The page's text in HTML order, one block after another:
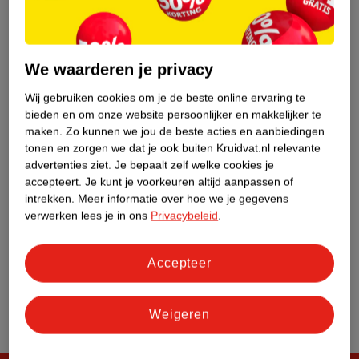
Klantenservice
We waarderen je privacy
Wij gebruiken cookies om je de beste online ervaring te
bieden en om onze website persoonlijker en makkelijker te
maken. Zo kunnen we jou de beste acties en aanbiedingen
tonen en zorgen we dat je ook buiten Kruidvat.nl relevante
advertenties ziet. Je bepaalt zelf welke cookies je
accepteert. Je kunt je voorkeuren altijd aanpassen of
intrekken. Meer informatie over hoe we je gegevens
verwerken lees je in ons Privacybeleid.
Weigeren
Accepteer